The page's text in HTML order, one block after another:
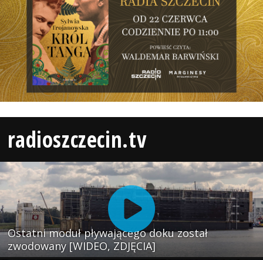
radioszczecin.tv
Ostatni moduł pływającego doku został
zwodowany [WIDEO, ZDJĘCIA]